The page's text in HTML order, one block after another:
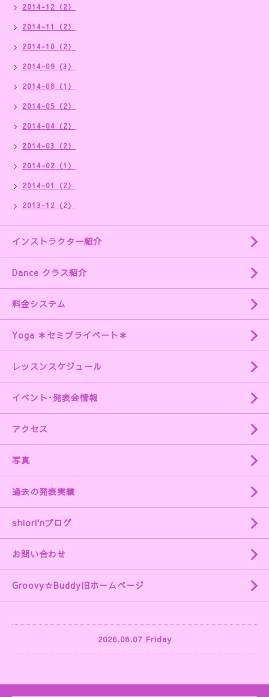
2014-12（2）
2014-11（2）
2014-10（2）
2014-09（3）
2014-08（1）
2014-05（2）
2014-04（2）
2014-03（2）
2014-02（1）
2014-01（2）
2013-12（2）
インストラクター紹介
Dance クラス紹介
料金システム
Yoga ＊セミプライベート＊
レッスンスケジュール
イベント･発表会情報
アクセス
写真
過去の発表実績
shiori'nブログ
お問い合わせ
Groovy☆Buddy旧ホームページ
2026.08.07 Friday